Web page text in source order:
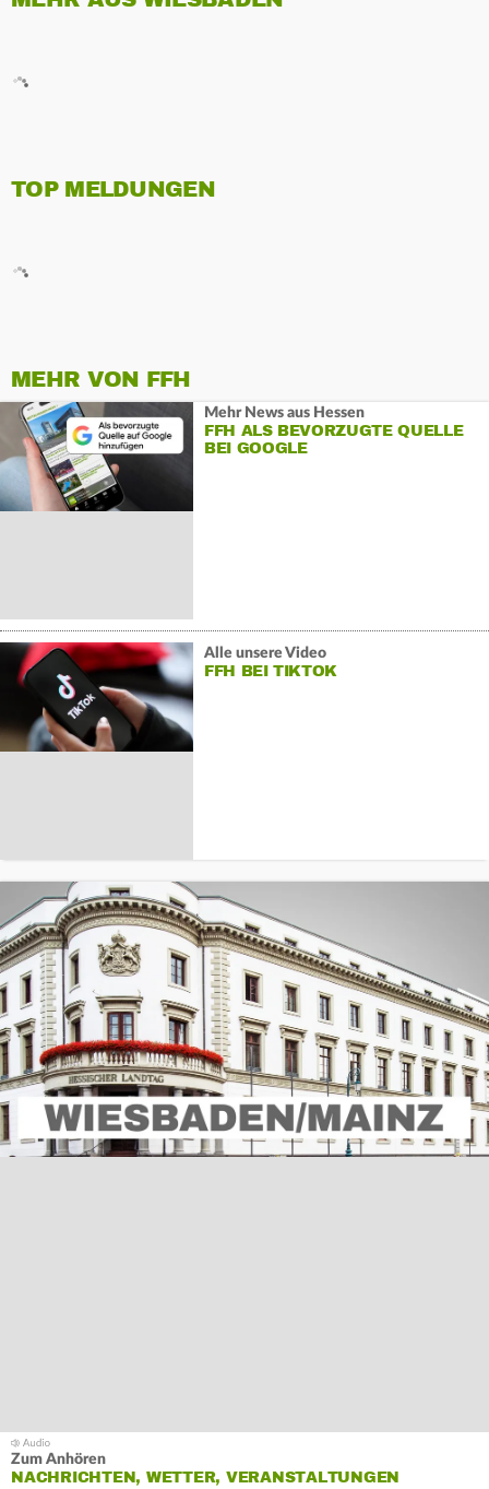
TOP MELDUNGEN
MEHR VON FFH
Mehr News aus Hessen
FFH ALS BEVORZUGTE QUELLE
BEI GOOGLE
Alle unsere Video
FFH BEI TIKTOK
Zum Anhören
NACHRICHTEN, WETTER, VERANSTALTUNGEN